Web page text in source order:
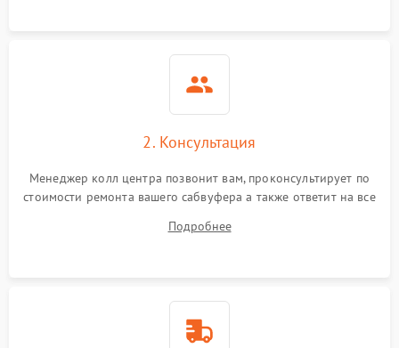
2. Консультация
Менеджер колл центра позвонит вам, проконсультирует по
стоимости ремонта вашего сабвуфера а также ответит на все
Подробнее